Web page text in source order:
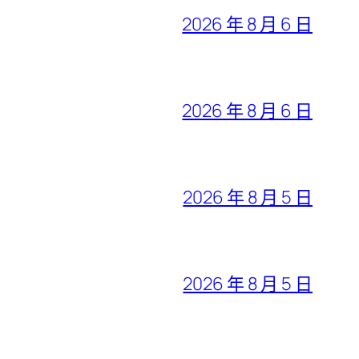
2026 年 8 月 6 日
2026 年 8 月 6 日
2026 年 8 月 5 日
2026 年 8 月 5 日